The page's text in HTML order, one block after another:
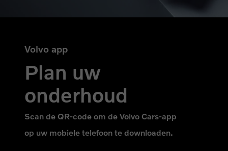
Volvo app
Plan uw
onderhoud
Scan de QR-code om de Volvo Cars-app
op uw mobiele telefoon te downloaden.